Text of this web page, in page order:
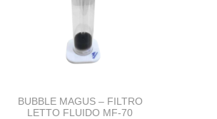
BUBBLE MAGUS – FILTRO
LETTO FLUIDO MF-70